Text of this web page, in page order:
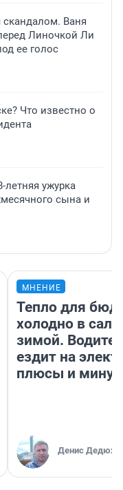
скандалом. Ваня
Линочкой Ли
ее голос
Что известно о
летняя ужурка
сына и
МНЕНИЕ
Тепло для
холодно в
зимой.
ездит на
плюсы и
Денис